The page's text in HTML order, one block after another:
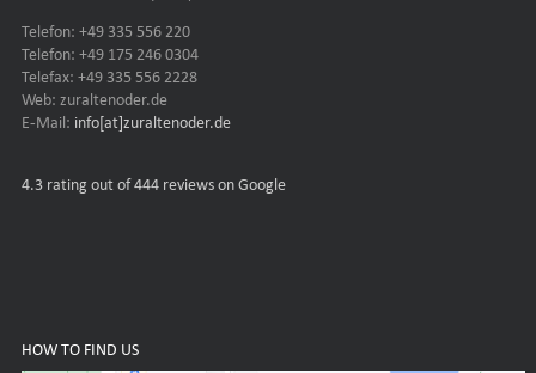
Telefon: +49 335 556 220
Telefon: +49 175 246 0304
Telefax: +49 335 556 2228
Web: zuraltenoder.de
E-Mail: info[at]zuraltenoder.de
4.3 rating out of 444 reviews on Google
HOW TO FIND US